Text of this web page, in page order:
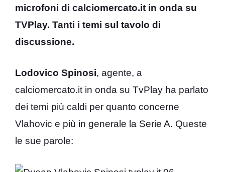
microfoni di calciomercato.it in onda su
TVPlay. Tanti i temi sul tavolo di
discussione.
Lodovico Spinosi, agente, a
calciomercato.it in onda su TvPlay ha parlato
dei temi più caldi per quanto concerne
Vlahovic e più in generale la Serie A. Queste
le sue parole: